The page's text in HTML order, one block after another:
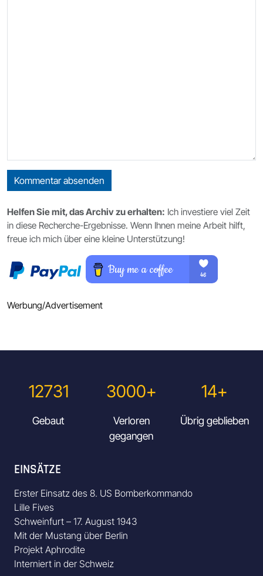
Kommentar absenden
Helfen Sie mit, das Archiv zu erhalten: Ich investiere viel Zeit
in diese Recherche-Ergebnisse. Wenn Ihnen meine Arbeit hilft,
freue ich mich über eine kleine Unterstützung!
Werbung/Advertisement
12731
Gebaut
3000+
Verloren
gegangen
14+
Übrig geblieben
EINSÄTZE
Erster Einsatz des 8. US Bomberkommando
Lille Fives
Schweinfurt – 17. August 1943
Mit der Mustang über Berlin
Projekt Aphrodite
Interniert in der Schweiz